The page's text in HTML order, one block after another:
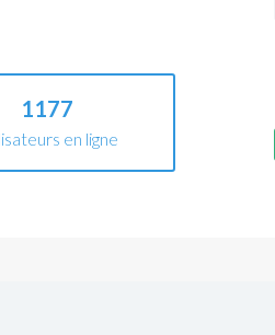
1177
en ligne